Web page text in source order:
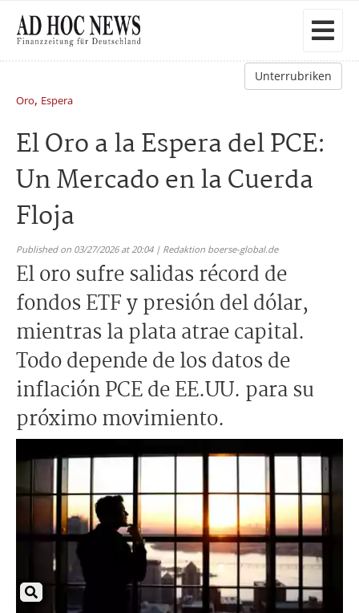
Unterrubriken
Oro, Espera
El Oro a la Espera del PCE:
Un Mercado en la Cuerda
Floja
Published on 03/27/2026 at 20:04 | Redaktion boerse-global.de
El oro sufre salidas récord de
fondos ETF y presión del dólar,
mientras la plata atrae capital.
Todo depende de los datos de
inflación PCE de EE.UU. para su
próximo movimiento.